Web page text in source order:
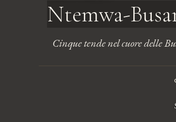
Ntemwa-
Cinque tende nel cuore delle